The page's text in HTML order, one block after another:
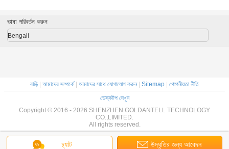
চ্যাট উদ্ধৃতির জন্য আবেদন
ভাষা পরিবর্তন করুন
Bengali
বাড়ি| আমাদের সম্পর্কে| আমাদের সাথে যোগাযোগ করুন| Sitemap | গোপনীয়তা নীতি
ডেস্কটপ দেখুন
Copyright © 2016 - 2026 SHENZHEN GOLDANTELL TECHNOLOGY
CO.,LIMITED.
All rights reserved.